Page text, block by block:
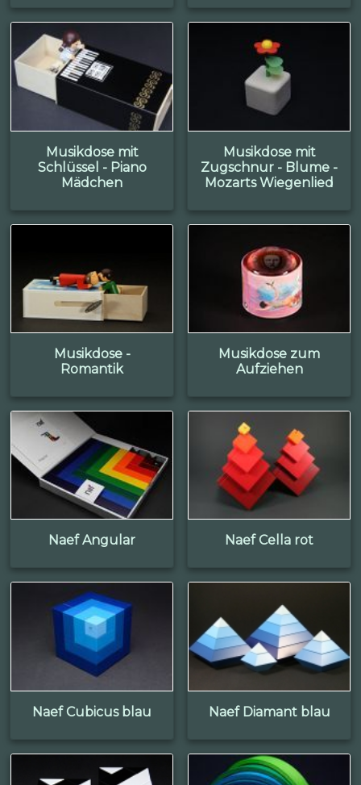
Musikdose mit
Schlüssel - Piano
Mädchen
Musikdose mit
Zugschnur - Blume -
Mozarts Wiegenlied
Musikdose -
Romantik
Musikdose zum
Aufziehen
Naef Angular Naef Cella rot
Naef Cubicus blau Naef Diamant blau